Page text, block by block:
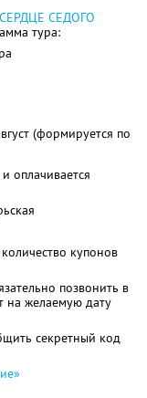
СЕДОГО
тура:
(формируется по
оплачивается
купонов
позвонить в
на желаемую дату
секретный код